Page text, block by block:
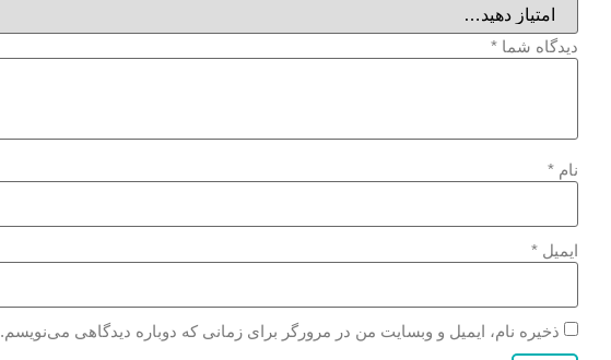
دیدگاه شما *
نام *
ایمیل *
ذخیره نام، ایمیل و وبسایت من در مرورگر برای زمانی که دوباره دیدگاهی می‌نویسم.